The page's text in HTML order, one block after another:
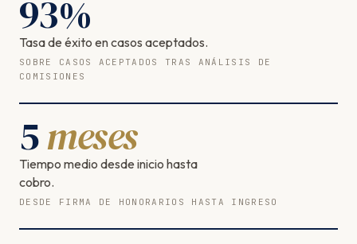
93%
Tasa de éxito en casos aceptados.
SOBRE CASOS ACEPTADOS TRAS ANÁLISIS DE
COMISIONES
5meses
Tiempo medio desde inicio hasta
cobro.
DESDE FIRMA DE HONORARIOS HASTA INGRESO